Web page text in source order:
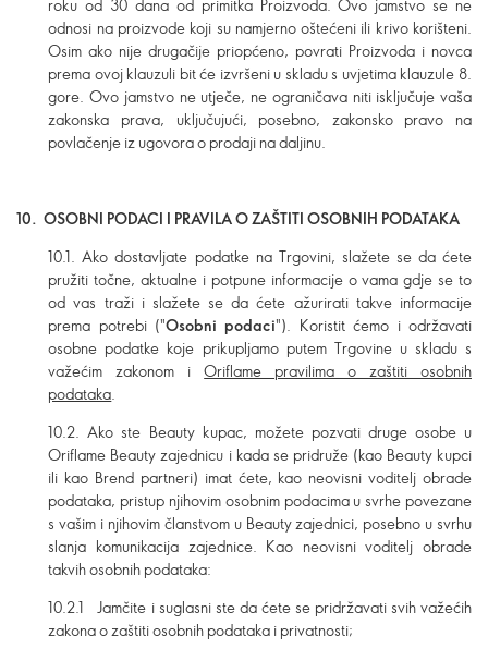
roku od 30 dana od primitka Proizvoda. Ovo jamstvo se ne
odnosi na proizvode koji su namjerno oštećeni ili krivo korišteni.
Osim ako nije drugačije priopćeno, povrati Proizvoda i novca
prema ovoj klauzuli bit će izvršeni u skladu s uvjetima klauzule 8.
gore. Ovo jamstvo ne utječe, ne ograničava niti isključuje vaša
zakonska prava, uključujući, posebno, zakonsko pravo na
povlačenje iz ugovora o prodaji na daljinu.
10. OSOBNI PODACI I PRAVILA O ZAŠTITI OSOBNIH PODATAKA
10.1. Ako dostavljate podatke na Trgovini, slažete se da ćete
pružiti točne, aktualne i potpune informacije o vama gdje se to
od vas traži i slažete se da ćete ažurirati takve informacije
prema potrebi ("Osobni podaci"). Koristit ćemo i održavati
osobne podatke koje prikupljamo putem Trgovine u skladu s
važećim zakonom iOriflame pravilima o zaštiti osobnih
podataka.
10.2. Ako ste Beauty kupac, možete pozvati druge osobe u
Oriflame Beauty zajednicu i kada se pridruže (kao Beauty kupci
ili kao Brend partneri) imat ćete, kao neovisni voditelj obrade
podataka, pristup njihovim osobnim podacima u svrhe povezane
s vašim i njihovim članstvom u Beauty zajednici, posebno u svrhu
slanja komunikacija zajednice. Kao neovisni voditelj obrade
takvih osobnih podataka:
10.2.1 Jamčite i suglasni ste da ćete se pridržavati svih važećih
zakona o zaštiti osobnih podataka i privatnosti;